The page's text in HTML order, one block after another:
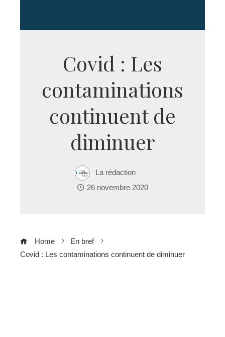
Covid : Les
contaminations
continuent de
diminuer
La rédaction
26 novembre 2020
Home
En bref
Covid : Les contaminations continuent de diminuer